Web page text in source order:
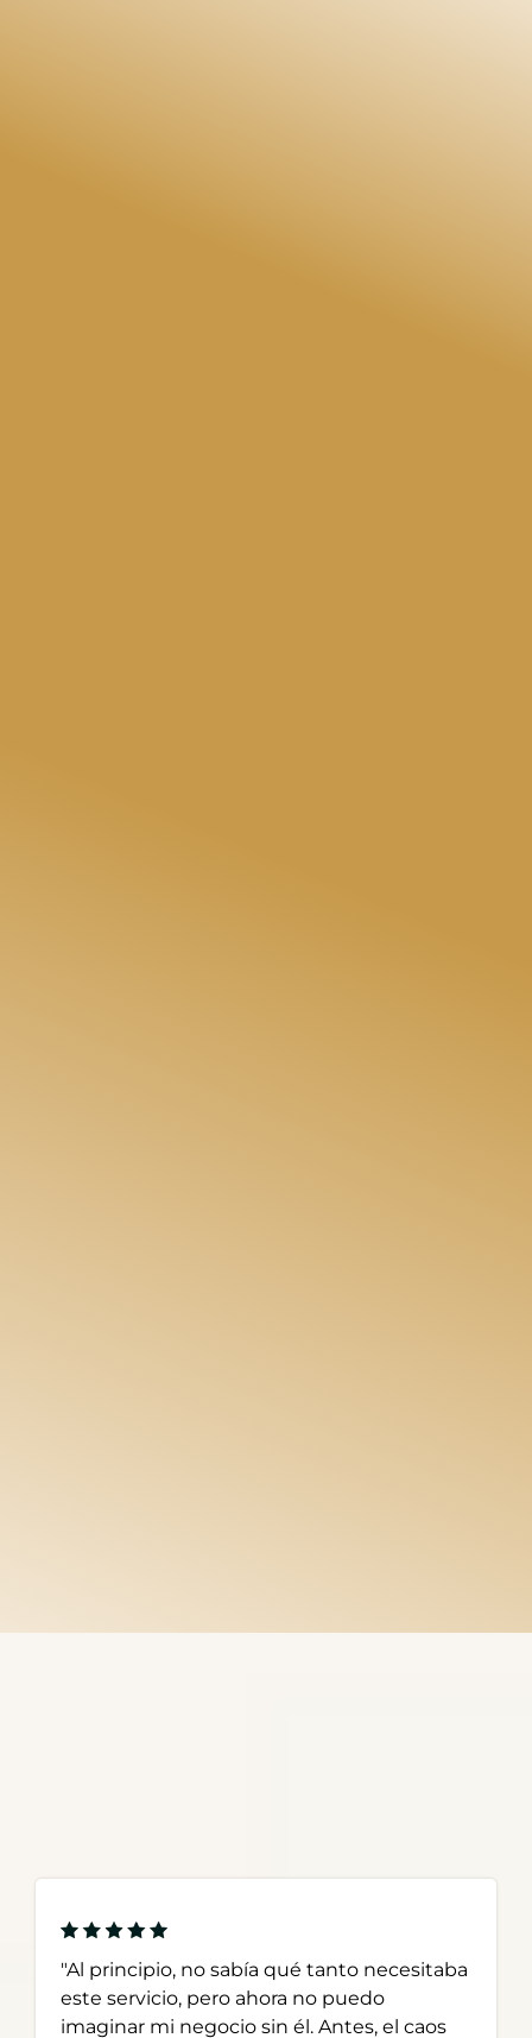
"Al principio, no sabía qué tanto necesitaba
este servicio, pero ahora no puedo
imaginar mi negocio sin él. Antes, el caos